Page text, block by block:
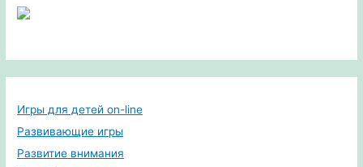
Игры для детей on-line
Развивающие игры
Развитие внимания